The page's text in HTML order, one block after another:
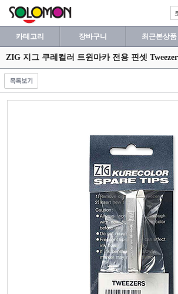
카테고리 장바구니 최근본상품
ZIG 지그 쿠레컬러 트윈마카 전용 핀셋